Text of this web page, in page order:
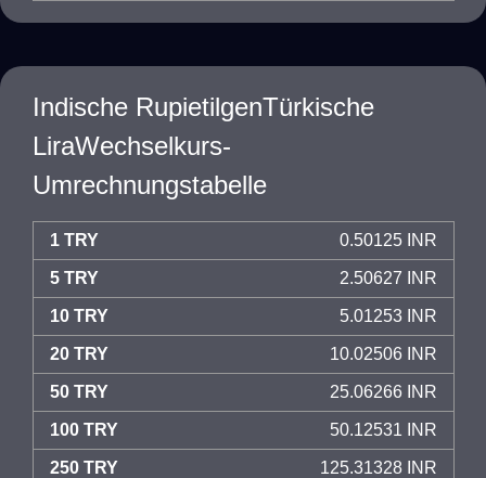
Indische RupietilgenTürkische
LiraWechselkurs-
Umrechnungstabelle
1 TRY 0.50125 INR
5 TRY 2.50627 INR
10 TRY 5.01253 INR
20 TRY 10.02506 INR
50 TRY 25.06266 INR
100 TRY 50.12531 INR
250 TRY 125.31328 INR